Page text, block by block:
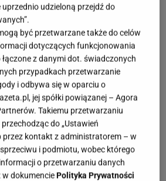
udzieloną przejdź do
być przetwarzane także do celów
dotyczących funkcjonowania
z danymi dot. świadczonych
przypadkach przetwarzanie
i odbywa się w oparciu o
jej spółki powiązanej – Agora
Takiemu przetwarzaniu
do „Ustawień
przez kontakt z administratorem – w
i podmiotu, wobec którego
o przetwarzaniu danych
dokumencie Polityka Prywatności